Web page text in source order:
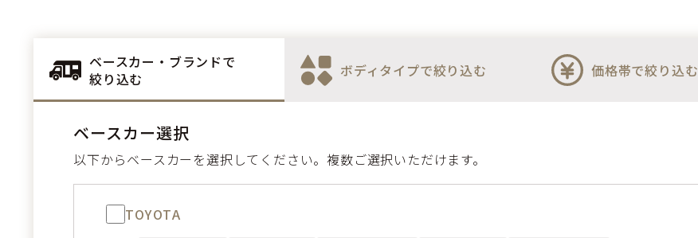
ベースカー・ブランドで
絞り込む
ボディタイプで絞り込む 価格帯で絞り込む
ベースカー選択
以下からベースカーを選択してください。複数ご選択いただけます。
TOYOTA